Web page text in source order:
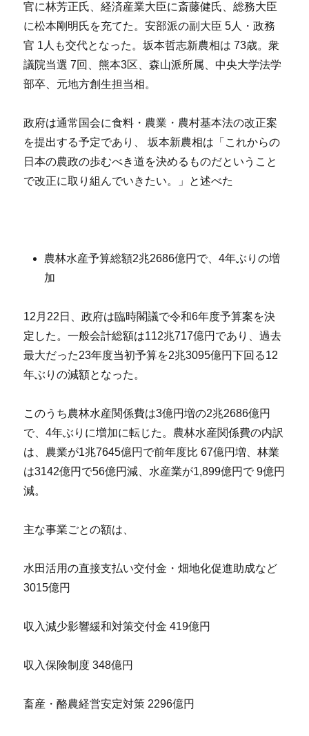
官に林芳正氏、経済産業大臣に斎藤健氏、総務大臣
に松本剛明氏を充てた。安部派の副大臣 5人・政務
官 1人も交代となった。坂本哲志新農相は 73歳。衆
議院当選 7回、熊本3区、森山派所属、中央大学法学
部卒、元地方創生担当相。
政府は通常国会に食料・農業・農村基本法の改正案
を提出する予定であり、 坂本新農相は「これからの
日本の農政の歩むべき道を決めるものだということ
で改正に取り組んでいきたい。」と述べた
農林水産予算総額2兆2686億円で、4年ぶりの増
加
12月22日、政府は臨時閣議で令和6年度予算案を決
定した。一般会計総額は112兆717億円であり、過去
最大だった23年度当初予算を2兆3095億円下回る12
年ぶりの減額となった。
このうち農林水産関係費は3億円増の2兆2686億円
で、4年ぶりに増加に転じた。農林水産関係費の内訳
は、農業が1兆7645億円で前年度比 67億円増、林業
は3142億円で56億円減、水産業が1,899億円で 9億円
減。
主な事業ごとの額は、
水田活用の直接支払い交付金・畑地化促進助成など
3015億円
収入減少影響緩和対策交付金 419億円
収入保険制度 348億円
畜産・酪農経営安定対策 2296億円